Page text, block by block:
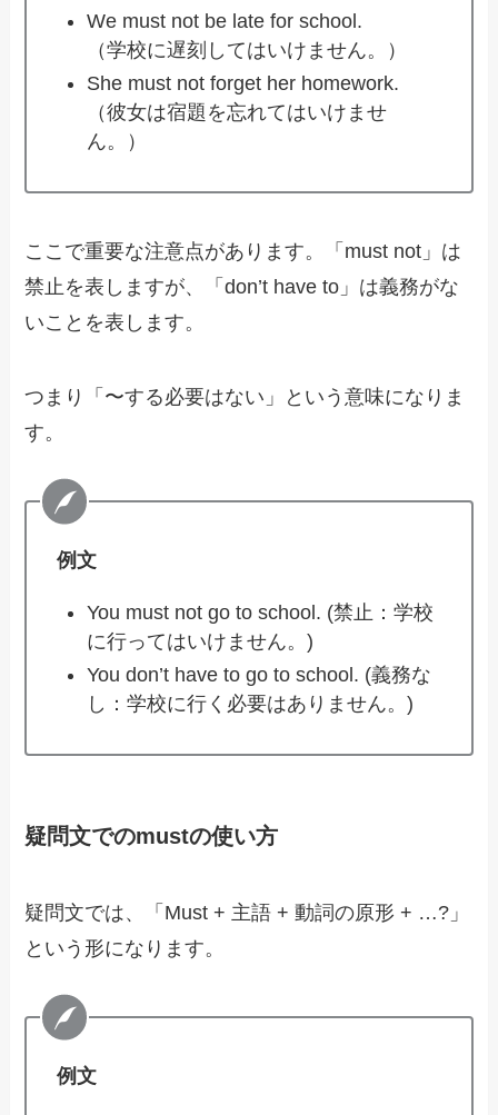
We must not be late for school.
（学校に遅刻してはいけません。）
She must not forget her homework.
（彼女は宿題を忘れてはいけませ
ん。）
ここで重要な注意点があります。「must not」は
禁止を表しますが、「don’t have to」は義務がな
いことを表します。
つまり「〜する必要はない」という意味になりま
す。
例文
You must not go to school. (禁止：学校
に行ってはいけません。)
You don’t have to go to school. (義務な
し：学校に行く必要はありません。)
疑問文でのmustの使い方
疑問文では、「Must + 主語 + 動詞の原形 + …?」
という形になります。
例文